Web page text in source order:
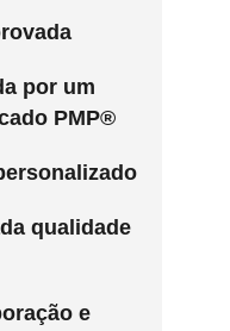
por um
PMP®
qualidade
e